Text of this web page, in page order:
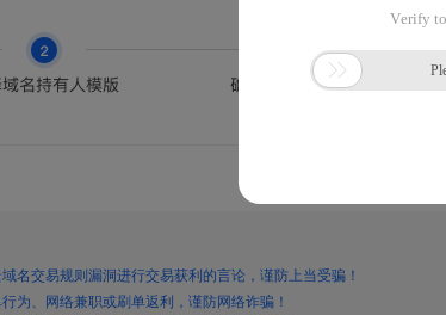
名交易规则漏洞进行交易获利的言论，谨防上当受骗！
为、网络兼职或刷单返利，谨防网络诈骗！